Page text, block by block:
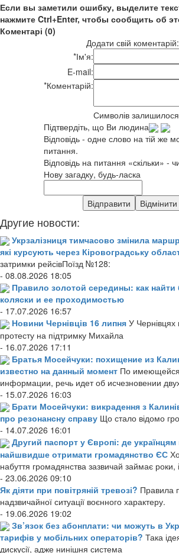
Если вы заметили ошибку, выделите
нажмите Ctrl+Enter, чтобы сообщить об
Коментарі (0)
Додати свій коментарій:
*Ім'я:
E-mail:
*Коментарій:
Символів
Підтвердіть, що Ви людина
Відповідь - одне слово на тій же
питання.
Відповідь на питання «скільки» -
Нову загадку, будь-ласка
Другие новости:
Укрзалізниця тимчасово змінила
які курсують через Кіровоградську
затримки рейсівПоїзд №128:
- 08.08.2026 18:05
Правило золотой середины: как
коляски и ее проходимостью
- 17.07.2026 16:57
Новини Чернівців 16 липня У Чернівцях
протесту на підтримку Михайла
- 16.07.2026 17:11
Братья Мосейчуки: похищение из
известно на данный момент По
информации, речь идет об исчезновении
- 15.07.2026 16:03
Брати Мосейчуки: викрадення з
про резонансну справу Що стало відомо
- 14.07.2026 16:01
Другий паспорт у Європі: де українцям
найшвидше отримати громадянство ЄС
набуття громадянства зазвичай займає роки,
- 23.06.2026 09:10
Як діяти при повітряній тревозі? Правила
надзвичайної ситуації воєнного характеру.
- 19.06.2026 19:02
Зв’язок без абонплати: чи можуть в
тарифів у мобільних операторів? Така
дискусії, адже нинішня система